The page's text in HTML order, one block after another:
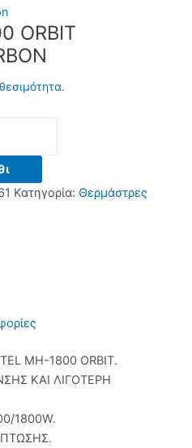
ORBIT
Κατηγορία: Θερμάστρες
MH-1800 ORBIT.
ΚΑΙ ΛΙΓΟΤΕΡΗ
1800W.